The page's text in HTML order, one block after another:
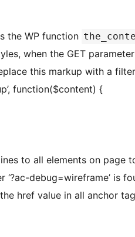
the WP function
when the GET parameter
this markup with a
function($content) {
to all elements on page
‘?ac-debug=wireframe’ is
href value in all anchor